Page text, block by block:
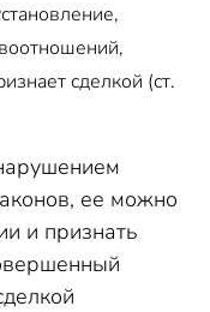
сделкой (ст.
ее можно
и признать